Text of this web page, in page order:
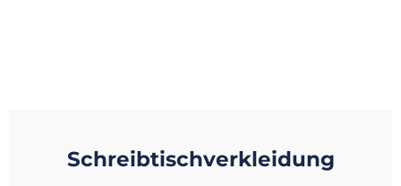
Schreibtischverkleidung